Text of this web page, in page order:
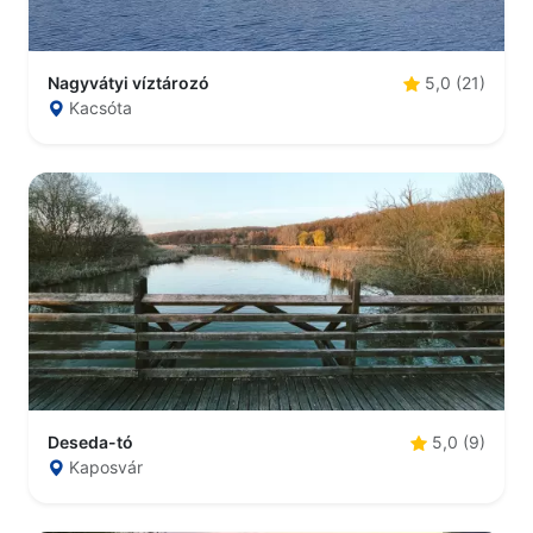
Nagyvátyi víztározó
5,0 (21)
Kacsóta
Deseda-tó
5,0 (9)
Kaposvár